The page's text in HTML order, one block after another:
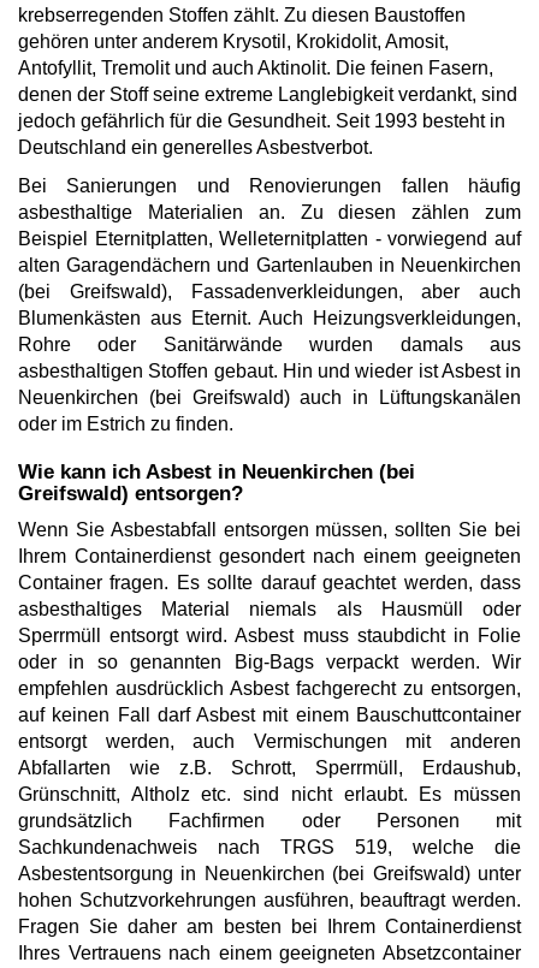
krebserregenden Stoffen zählt. Zu diesen Baustoffen
gehören unter anderem Krysotil, Krokidolit, Amosit,
Antofyllit, Tremolit und auch Aktinolit. Die feinen Fasern,
denen der Stoff seine extreme Langlebigkeit verdankt, sind
jedoch gefährlich für die Gesundheit. Seit 1993 besteht in
Deutschland ein generelles Asbestverbot.
Bei Sanierungen und Renovierungen fallen häufig
asbesthaltige Materialien an. Zu diesen zählen zum
Beispiel Eternitplatten, Welleternitplatten - vorwiegend auf
alten Garagendächern und Gartenlauben in Neuenkirchen
(bei Greifswald), Fassadenverkleidungen, aber auch
Blumenkästen aus Eternit. Auch Heizungsverkleidungen,
Rohre oder Sanitärwände wurden damals aus
asbesthaltigen Stoffen gebaut. Hin und wieder ist Asbest in
Neuenkirchen (bei Greifswald) auch in Lüftungskanälen
oder im Estrich zu finden.
Wie kann ich Asbest in Neuenkirchen (bei
Greifswald) entsorgen?
Wenn Sie Asbestabfall entsorgen müssen, sollten Sie bei
Ihrem Containerdienst gesondert nach einem geeigneten
Container fragen. Es sollte darauf geachtet werden, dass
asbesthaltiges Material niemals als Hausmüll oder
Sperrmüll entsorgt wird. Asbest muss staubdicht in Folie
oder in so genannten Big-Bags verpackt werden. Wir
empfehlen ausdrücklich Asbest fachgerecht zu entsorgen,
auf keinen Fall darf Asbest mit einem Bauschuttcontainer
entsorgt werden, auch Vermischungen mit anderen
Abfallarten wie z.B. Schrott, Sperrmüll, Erdaushub,
Grünschnitt, Altholz etc. sind nicht erlaubt. Es müssen
grundsätzlich Fachfirmen oder Personen mit
Sachkundenachweis nach TRGS 519, welche die
Asbestentsorgung in Neuenkirchen (bei Greifswald) unter
hohen Schutzvorkehrungen ausführen, beauftragt werden.
Fragen Sie daher am besten bei Ihrem Containerdienst
Ihres Vertrauens nach einem geeigneten Absetzcontainer